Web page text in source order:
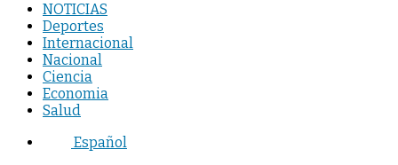
NOTICIAS
Deportes
Internacional
Nacional
Ciencia
Economia
Salud
Español